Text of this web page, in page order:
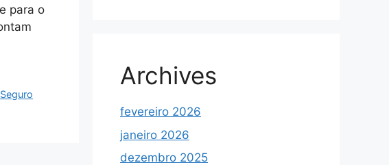
para o
Seguro
Archives
fevereiro 2026
janeiro 2026
dezembro 2025